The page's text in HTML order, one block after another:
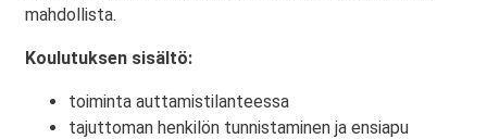
mahdollista.
Koulutuksen sisältö:
toiminta auttamistilanteessa
tajuttoman henkilön tunnistaminen ja ensiapu